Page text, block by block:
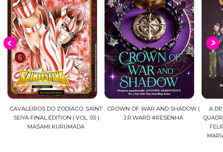
CAVALEIROS DO ZODÍACO: SAINT
SEIYA FINAL EDITION | VOL. 05 |
MASAMI KURUMADA
CROWN OF WAR AND SHADOW |
J.R.WARD #RESENHA
A